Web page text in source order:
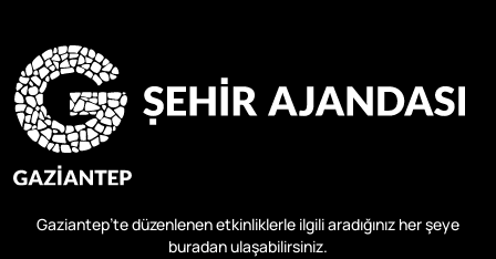
Gaziantep’te düzenlenen etkinliklerle ilgili aradığınız her şeye
buradan ulaşabilirsiniz.